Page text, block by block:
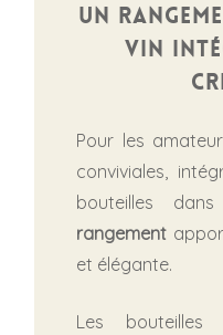
Un
vin
Pour les
conviviales,
bouteilles
rangement
et élégante.
Les bouteilles